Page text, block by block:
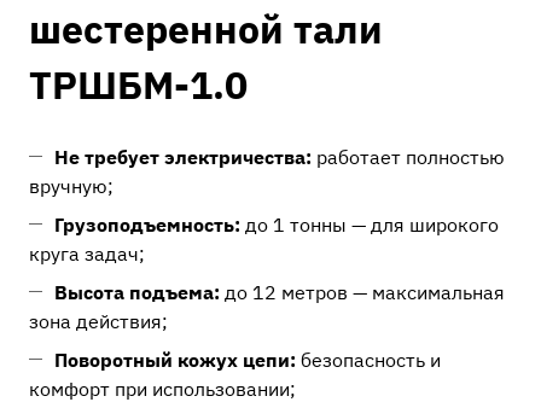
шестеренной тали
ТРШБМ-1.0
Не требует электричества: работает полностью
вручную;
Грузоподъемность: до 1 тонны — для широкого
круга задач;
Высота подъема: до 12 метров — максимальная
зона действия;
Поворотный кожух цепи: безопасность и
комфорт при использовании;